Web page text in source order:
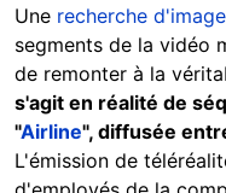
Une recherche
segments de la vidéo
de remonter à la
s'agit en réalité de
"Airline", diffusée
L'émission de